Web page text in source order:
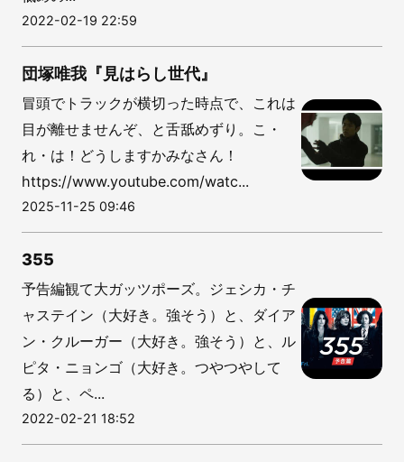
2022-02-19 22:59
団塚唯我『見はらし世代』
冒頭でトラックが横切った時点で、これは
目が離せませんぞ、と舌舐めずり。こ・
れ・は！どうしますかみなさん！
https://www.youtube.com/watc...
2025-11-25 09:46
355
予告編観て大ガッツポーズ。ジェシカ・チ
ャステイン（大好き。強そう）と、ダイア
ン・クルーガー（大好き。強そう）と、ル
ピタ・ニョンゴ（大好き。つやつやして
る）と、ペ...
2022-02-21 18:52